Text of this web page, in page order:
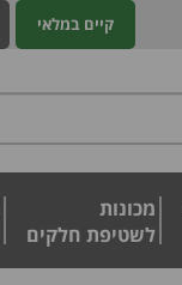
קיים במלאי
מכונות
לשטיפת חלקים